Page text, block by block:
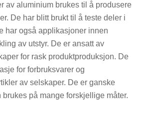
av aluminium brukes til å produsere
De har blitt brukt til å teste deler i
har også applikasjoner innen
av utstyr. De er ansatt av
for rask produktproduksjon. De
for forbruksvarer og
av selskaper. De er ganske
på mange forskjellige måter.